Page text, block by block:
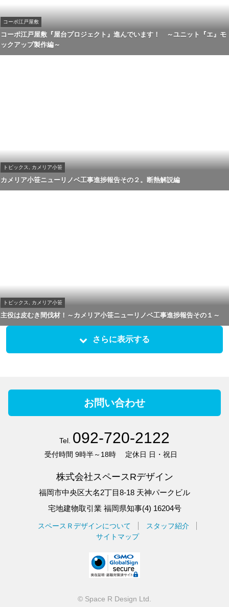
コーポ江戸屋敷
コーポ江戸屋敷『屋台プロジェクト』進んでいます！ ～ユニット『エ』モ
ックアップ製作編～
トピックス, カメリア小笹
カメリア小笹ニューリノベ工事進捗報告その２。断熱解説編
トピックス, カメリア小笹
主役は皮むき間伐材！～カメリア小笹ニューリノベ工事進捗報告その１～
さらに表示する
お問い合わせ
Tel. 092-720-2122
受付時間 9時半～18時 定休日 日・祝日
株式会社スペースRデザイン
福岡市中央区大名2丁目8-18 天神パークビル
宅地建物取引業 福岡県知事(4) 16204号
スペースＲデザインについて
スタッフ紹介
サイトマップ
© Space R Design Ltd.